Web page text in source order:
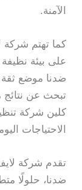
الآمنة.
كما تهتم شركة
على بيئة
ضدنا موضع ثقة
تبحث عن
كلين شركة
الاحتياجات
تقدم شركة
ضدنا، حلولًا